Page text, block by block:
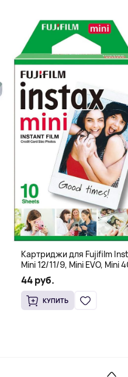
Картриджи для Fujifilm
Mini 12/11/9, Mini EVO, Mini
Mini Liplay, Mini Link, Mini 90
instant, 10 штук
44 руб.
КУПИТЬ